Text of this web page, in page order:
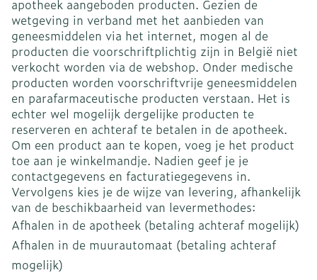
apotheek aangeboden producten. Gezien de
wetgeving in verband met het aanbieden van
geneesmiddelen via het internet, mogen al de
producten die voorschriftplichtig zijn in België niet
verkocht worden via de webshop. Onder medische
producten worden voorschriftvrije geneesmiddelen
en parafarmaceutische producten verstaan. Het is
echter wel mogelijk dergelijke producten te
reserveren en achteraf te betalen in de apotheek.
Om een product aan te kopen, voeg je het product
toe aan je winkelmandje. Nadien geef je je
contactgegevens en facturatiegegevens in.
Vervolgens kies je de wijze van levering, afhankelijk
van de beschikbaarheid van levermethodes:
Afhalen in de apotheek (betaling achteraf mogelijk)
Afhalen in de muurautomaat (betaling achteraf
mogelijk)